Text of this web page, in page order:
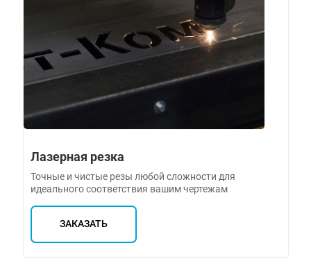
Лазерная резка
Точные и чистые резы любой сложности для
идеального соответствия вашим чертежам
ЗАКАЗАТЬ